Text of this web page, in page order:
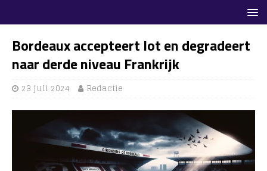
Bordeaux accepteert lot en degradeert
naar derde niveau Frankrijk
23 juli 2024 Redactie